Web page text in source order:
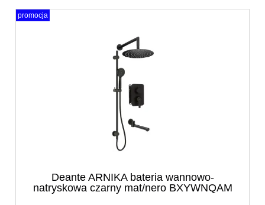
Deante ARNIKA bateria wannowo-
natryskowa czarny mat/nero BXYWNQAM
promocja